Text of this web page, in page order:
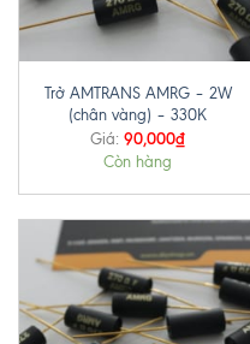
Trở AMTRANS AMRG – 2W
(chân vàng) – 330K
Giá: 90,000₫
Còn hàng